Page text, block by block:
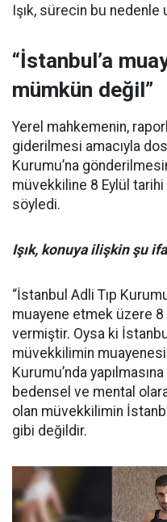
Işık, sürecin bu nedenle
“İstanbul’a
mümkün değil”
Yerel mahkemenin,
giderilmesi amacıyla
Kurumu’na
müvekkiline 8 Eylül
söyledi.
Işık, konuya ilişkin şu
“İstanbul Adli Tıp
muayene etmek üzere 8
vermiştir. Oysa ki
müvekkilimin
Kurumu’nda
bedensel ve mental
olan müvekkilimin
gibi değildir.